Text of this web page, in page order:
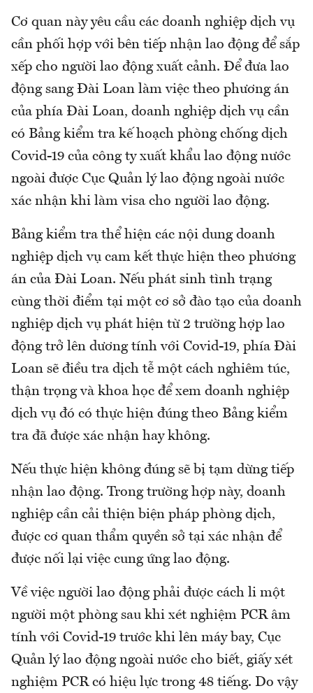
Cơ quan này yêu cầu các doanh nghiệp dịch vụ
cần phối hợp với bên tiếp nhận lao động để sắp
xếp cho người lao động xuất cảnh. Để đưa lao
động sang Đài Loan làm việc theo phương án
của phía Đài Loan, doanh nghiệp dịch vụ cần
có Bảng kiểm tra kế hoạch phòng chống dịch
Covid-19 của công ty xuất khẩu lao động nước
ngoài được Cục Quản lý lao động ngoài nước
xác nhận khi làm visa cho người lao động.
Bảng kiểm tra thể hiện các nội dung doanh
nghiệp dịch vụ cam kết thực hiện theo phương
án của Đài Loan. Nếu phát sinh tình trạng
cùng thời điểm tại một cơ sở đào tạo của doanh
nghiệp dịch vụ phát hiện từ 2 trường hợp lao
động trở lên dương tính với Covid-19, phía Đài
Loan sẽ điều tra dịch tễ một cách nghiêm túc,
thận trọng và khoa học để xem doanh nghiệp
dịch vụ đó có thực hiện đúng theo Bảng kiểm
tra đã được xác nhận hay không.
Nếu thực hiện không đúng sẽ bị tạm dừng tiếp
nhận lao động. Trong trường hợp này, doanh
nghiệp cần cải thiện biện pháp phòng dịch,
được cơ quan thẩm quyền sở tại xác nhận để
được nối lại việc cung ứng lao động.
Về việc người lao động phải được cách li một
người một phòng sau khi xét nghiệm PCR âm
tính với Covid-19 trước khi lên máy bay, Cục
Quản lý lao động ngoài nước cho biết, giấy xét
nghiệm PCR có hiệu lực trong 48 tiếng. Do vậy